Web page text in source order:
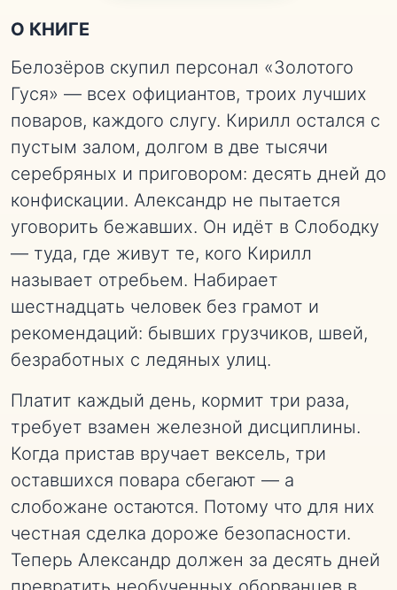
О КНИГЕ
Белозёров скупил персонал «Золотого
Гуся» — всех официантов, троих лучших
поваров, каждого слугу. Кирилл остался с
пустым залом, долгом в две тысячи
серебряных и приговором: десять дней до
конфискации. Александр не пытается
уговорить бежавших. Он идёт в Слободку
— туда, где живут те, кого Кирилл
называет отребьем. Набирает
шестнадцать человек без грамот и
рекомендаций: бывших грузчиков, швей,
безработных с ледяных улиц.
Платит каждый день, кормит три раза,
требует взамен железной дисциплины.
Когда пристав вручает вексель, три
оставшихся повара сбегают — а
слобожане остаются. Потому что для них
честная сделка дороже безопасности.
Теперь Александр должен за десять дней